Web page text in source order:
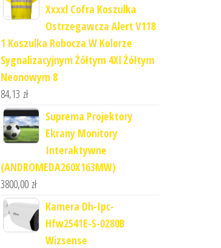
Xxxxl Cofra Koszulka
Ostrzegawcza Alert V118
1 Koszulka Robocza W Kolorze
Sygnalizacyjnym Żółtym 4Xl Żółtym
Neonowym 8
84,13 zł
Suprema Projektory
Ekrany Monitory
Interaktywne
(ANDROMEDA260X163MW)
3800,00 zł
Kamera Dh-Ipc-
Hfw2541E-S-0280B
Wizsense